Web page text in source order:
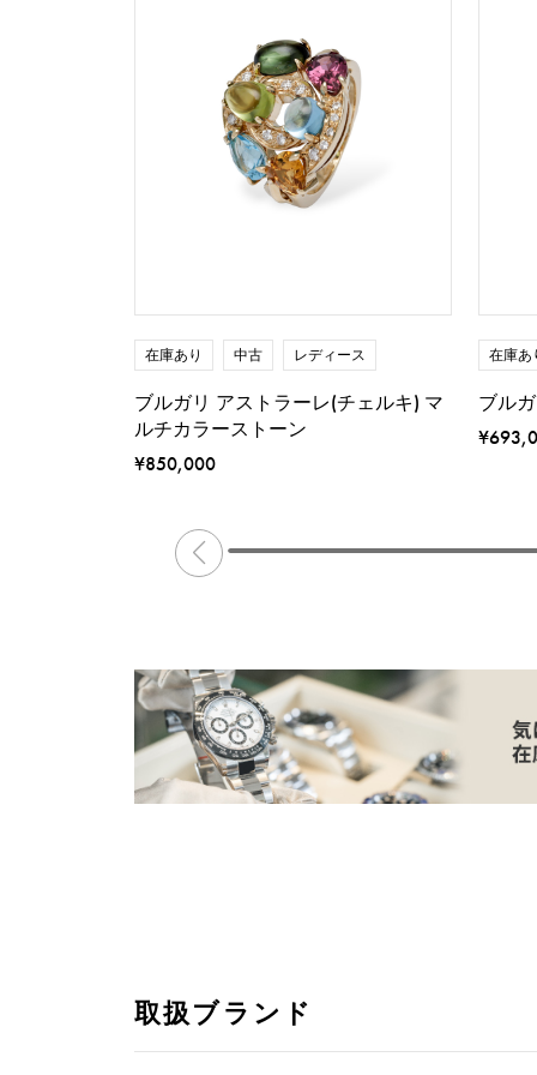
在庫あり 中古 レディース
ブルガリ アストラーレ(チェルキ) マ
ルチカラーストーン
¥850,000
在庫あ
ブル
取扱ブランド